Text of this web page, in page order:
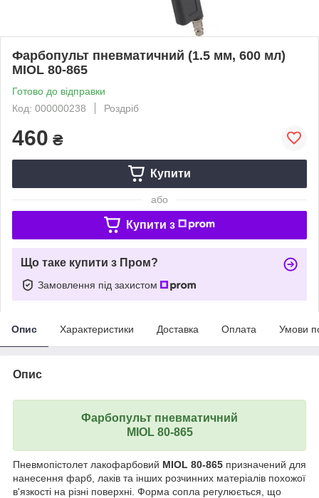
Фарбопульт пневматичний (1.5 мм, 600 мл)
MIOL 80-865
Готово до відправки
Код: 000000238
Роздріб
460 ₴
Купити
або
Купити з
Що таке купити з Пром?
Замовлення під захистом
Опис Характеристики Доставка Оплата Умови
Опис
Фарбопульт пневматичний
MIOL 80-865
Пневмопістолет лакофарбовий MIOL 80-865 призначений для
нанесення фарб, лаків та інших розчинних матеріалів похожої
в'язкості на різні поверхні. Форма сопла регулюється, що